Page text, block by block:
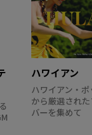
ハワイアン
ハワイアン・
から厳選され
バーを集めて